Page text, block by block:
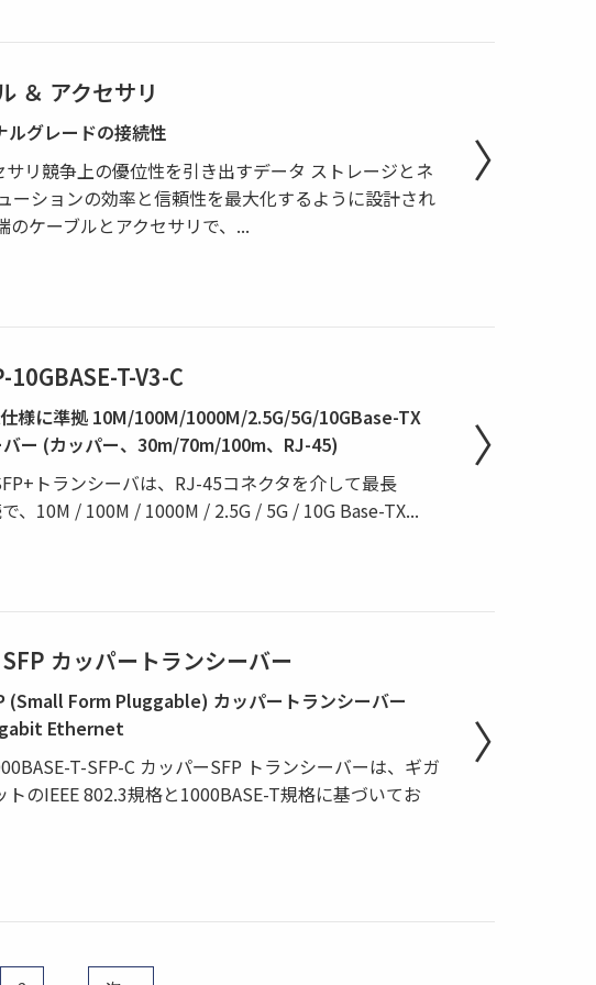
＆ アクセサリ
ルグレードの接続性
サリ競争上の優位性を引き出すデータ ストレージとネ
ーションの効率と信頼性を最大化するように設計され
のケーブルとアクセサリで、 ...
T-V3-C
様に準拠 10M/100M/1000M/2.5G/5G/10GBase-TX
ー (カッパー、30m/70m/100m、RJ-45)
トランシーバは、RJ-45コネクタを介して最長
、10M / 100M / 1000M / 2.5G / 5G / 10G Base-TX...
カッパートランシーバー
(Small Form Pluggable) カッパートランシーバー
Ethernet
T-SFP-C カッパーSFP トランシーバーは、ギガ
トのIEEE 802.3規格と1000BASE-T規格に基づいてお